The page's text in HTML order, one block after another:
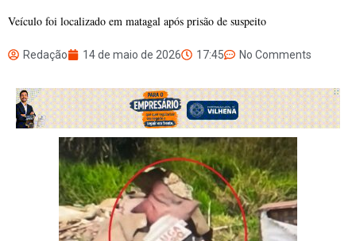
Veículo foi localizado em matagal após prisão de suspeito
Redação 14 de maio de 2026 17:45 No Comments